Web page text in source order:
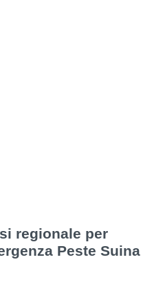
regionale per
Peste Suina